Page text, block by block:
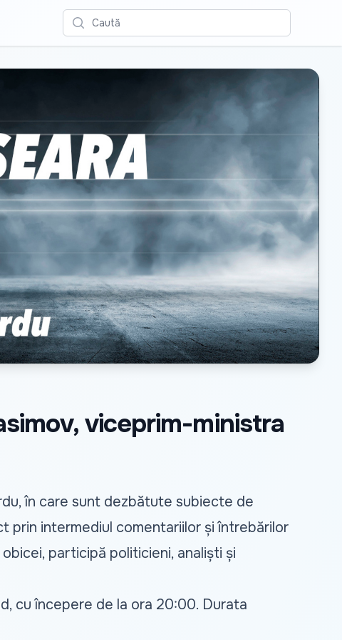
Caută
viceprim-ministra
în care sunt dezbătute subiecte de
prin intermediul comentariilor și întrebărilor
participă politicieni, analiști și
, cu începere de la ora 20:00. Durata